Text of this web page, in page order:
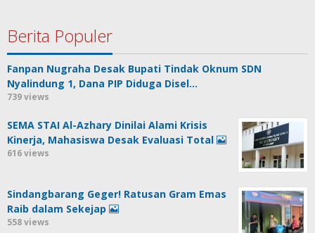
Berita Populer
Fanpan Nugraha Desak Bupati Tindak Oknum SDN
Nyalindung 1, Dana PIP Diduga Disel…
739 views
SEMA STAI Al-Azhary Dinilai Alami Krisis
Kinerja, Mahasiswa Desak Evaluasi Total
616 views
Sindangbarang Geger! Ratusan Gram Emas
Raib dalam Sekejap
558 views